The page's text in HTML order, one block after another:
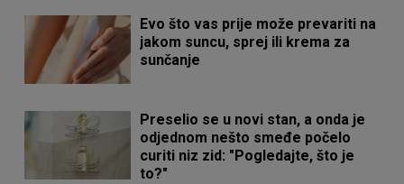
Evo što vas prije može prevariti na
jakom suncu, sprej ili krema za
sunčanje
Preselio se u novi stan, a onda je
odjednom nešto smeđe počelo
curiti niz zid: "Pogledajte, što je
to?"